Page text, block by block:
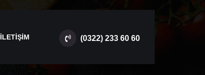
İLETİŞİM (0322) 233 60 60